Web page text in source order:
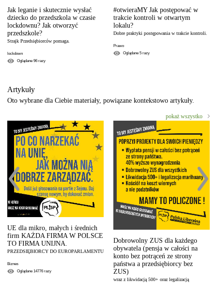
Jak leganie i skutecznie wysłać
dziecko do przedszkola w czasie
lockdownu? Jak otworzyć
przedszkole?
Strajk Przedsiębiorców pomaga.
lockdown
Oglądane 96 razy
#otwieraMY Jak postępować w
trakcie kontroli w otwartym
lokalu?
Dobre praktyki postępowania w trakcie kontroli.
Prawo
Oglądane 5 razy
Artykuły
Oto wybrane dla Ciebie materiały, powiązane kontekstowo artykuły.
pokaż wszystko
UE dla mikro, małych i średnich
firm KAŻDA FIRMA W POLSCE
TO FIRMA UNIJNA.
PRZEDSIĘBIORCY DO EUROPARLAMENTU
Biznes
Oglądane 14776 razy
Dobrowolny ZUS dla każdego
obywatela (pensja w całości na
konto bez potrąceń ze strony
państwa a przedsiębiorcy bez
ZUS)
wraz z likwidacją 500+ oraz legalizacją